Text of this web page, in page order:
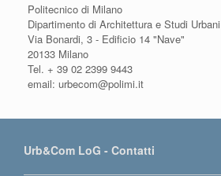
Politecnico di Milano
Dipartimento di Architettura e Studi
Via Bonardi, 3 - Edificio 14 "Nave"
20133 Milano
Tel. + 39 02 2399 9443
email: urbecom@polimi.it
Urb&Com LoG - Contatti